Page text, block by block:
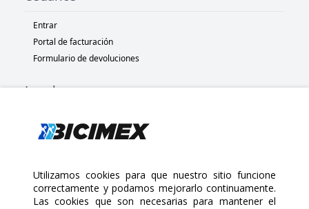
Entrar
Portal de facturación
Formulario de devoluciones
Legal
Políticas de privacidad
Políticas de devolución
Copyright 2025 Bicimex®. All rights reserved. Today is Jueves,
Utilizamos cookies para que nuestro sitio funcione
correctamente y podamos mejorarlo continuamente.
Las cookies que son necesarias para mantener el